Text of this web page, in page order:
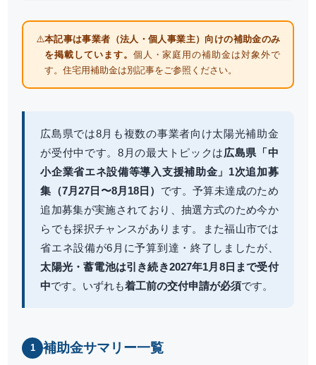
⚠️本記事は事業者（法人・個人事業主）向けの補助金のみ
を掲載しています。 個人・家庭用の補助金は対象外で
す。住宅用補助金は別記事をご参照ください。
広島県では8月も複数の事業者向け太陽光補助金
が受付中です。8月の最大トピックは広島県「中
小企業省エネ設備等導入支援補助金」1次追加募
集（7月27日〜8月18日） です。予算未達成のため
追加募集が実施されており、抽選方式のため今か
らでも採択チャンスがあります。また福山市では
省エネ設備が6月に予算到達・終了しましたが、
太陽光・蓄電池は引き続き2027年1月8日まで受付
中です。いずれも着工前の交付申請が必須です。
1 補助金サマリー一覧